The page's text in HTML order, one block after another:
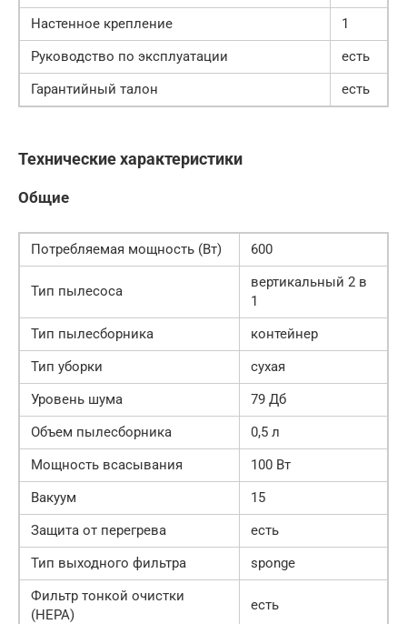
Настенное крепление
1
Руководство по эксплуатации
есть
Гарантийный талон
есть
Технические характеристики
Общие
Потребляемая мощность (Вт) 600
Тип пылесоса
вертикальный 2 в
1
Тип пылесборника
контейнер
Тип уборки
сухая
Уровень шума
79 Дб
Объем пылесборника
0,5 л
Мощность всасывания
100 Вт
Вакуум
15
Защита от перегрева
есть
Тип выходного фильтра
sponge
Фильтр тонкой очистки
(НЕРА)
есть